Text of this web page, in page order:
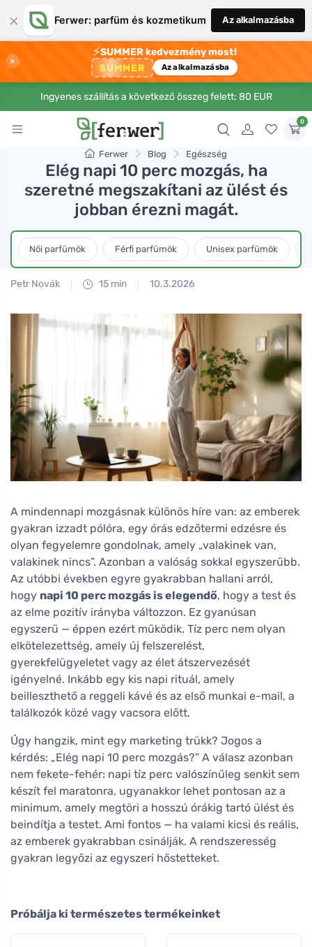
× Ferwer: parfüm és kozmetikum Az alkalmazásba
×
⚡SUMMER kedvezmény most!
SUMMER Az alkalmazásba
Ingyenes szállítás a következő összeg felett: 80 EUR
0
Ferwer Blog Egészség
Elég napi 10 perc mozgás, ha
szeretné megszakítani az ülést és
jobban érezni magát.
Női parfümök Férfi parfümök Unisex parfümök
Petr Novák 15 min 10.3.2026
A mindennapi mozgásnak különös híre van: az emberek
gyakran izzadt pólóra, egy órás edzőtermi edzésre és
olyan fegyelemre gondolnak, amely „valakinek van,
valakinek nincs”. Azonban a valóság sokkal egyszerűbb.
Az utóbbi években egyre gyakrabban hallani arról,
hogy napi 10 perc mozgás is elegendő, hogy a test és
az elme pozitív irányba változzon. Ez gyanúsan
egyszerű — éppen ezért működik. Tíz perc nem olyan
elkötelezettség, amely új felszerelést,
gyerekfelügyeletet vagy az élet átszervezését
igényelné. Inkább egy kis napi rituál, amely
beilleszthető a reggeli kávé és az első munkai e-mail, a
találkozók közé vagy vacsora előtt.
Úgy hangzik, mint egy marketing trükk? Jogos a
kérdés: „Elég napi 10 perc mozgás?” A válasz azonban
nem fekete-fehér: napi tíz perc valószínűleg senkit sem
készít fel maratonra, ugyanakkor lehet pontosan az a
minimum, amely megtöri a hosszú órákig tartó ülést és
beindítja a testet. Ami fontos — ha valami kicsi és reális,
az emberek gyakrabban csinálják. A rendszeresség
gyakran legyőzi az egyszeri hőstetteket.
Próbálja ki természetes termékeinket